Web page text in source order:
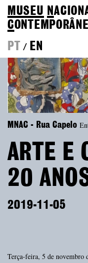
MUSEU N
C
PT
/ EN
MNAC - Rua Capelo
ARTE E
20
2019-11-05
Terça-feira, 5 de novembro